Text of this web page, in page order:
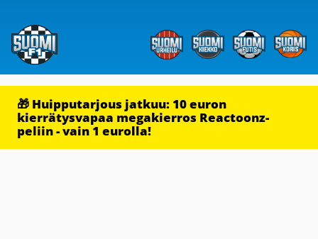
🎁 Huipputarjous jatkuu: 10 euron
kierrätysvapaa megakierros Reactoonz-
peliin - vain 1 eurolla!